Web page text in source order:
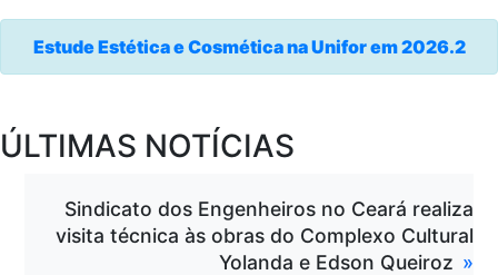
Estude Estética e Cosmética na Unifor em 2026.2
ÚLTIMAS NOTÍCIAS
Sindicato dos Engenheiros no Ceará realiza
visita técnica às obras do Complexo Cultural
Yolanda e Edson Queiroz